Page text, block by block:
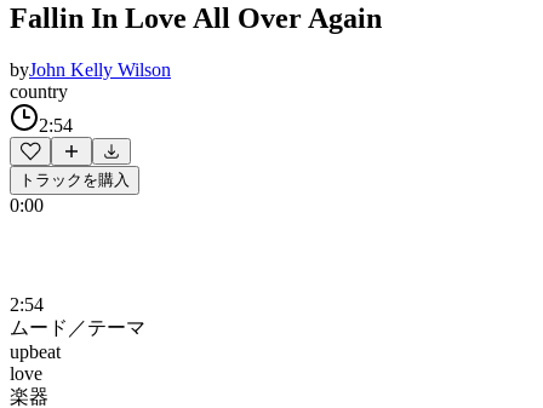
Fallin In Love All Over Again
byJohn Kelly Wilson
country
2:54
トラックを購入
0:00
2:54
ムード／テーマ
upbeat
love
楽器